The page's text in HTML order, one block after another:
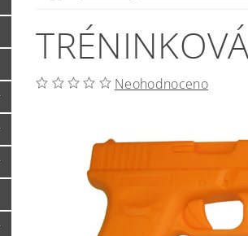
Neohodnoceno